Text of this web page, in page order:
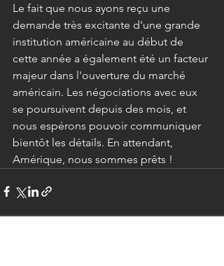
Le fait que nous ayons reçu une
demande très excitante d'une grande
institution américaine au début de
cette année a également été un facteur
majeur dans l'ouverture du marché
américain. Les négociations avec eux
se poursuivent depuis des mois, et
nous espérons pouvoir communiquer
bientôt les détails. En attendant,
Amérique, nous sommes prêts !